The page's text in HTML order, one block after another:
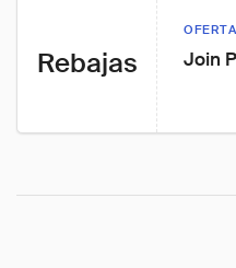
Rebajas
OFERTA
Join